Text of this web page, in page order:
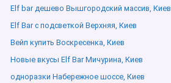
Elf bar дешево Вышгородский массив, Киев
Elf Bar с подсветкой Верхняя, Киев
Вейп купить Воскресенка, Киев
Новые вкусы Elf Bar Мичурина, Киев
одноразки Набережное шоссе, Киев